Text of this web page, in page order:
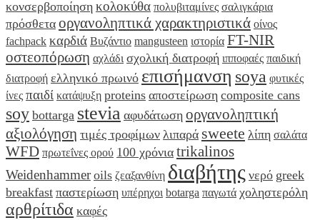
κονσερβοποίηση κολοκύθα πολυβιταμίνες σαλιγκάρια
πρόσθετα οργανοληπτικά χαρακτηριστικά οίνος
fachpack καρδιά Βυζάντιο mangusteen ιστορία FT-NIR
οστεοπόρωση αχλάδι σχολική διατροφή ιπποφαές παιδική
διατροφή ελληνικό πρωινό επισήμανση soya φυτικές
ίνες παιδί κατάψυξη proteins αποστείρωση composite cans
soy bottarga stevia αφυδάτωση οργανοληπτική
αξιολόγηση τιμές τροφίμων λιπαρά sweete λίπη σαλάτα
WFD πρωτεΐνες ορού 100 χρόνια trikalinos
Weidenhammer oils ζεαξανθίνη διαβήτης νερό greek
breakfast παστερίωση υπέρηχοι botarga παγωτά χοληστερόλη
αρθρίτιδα καφές